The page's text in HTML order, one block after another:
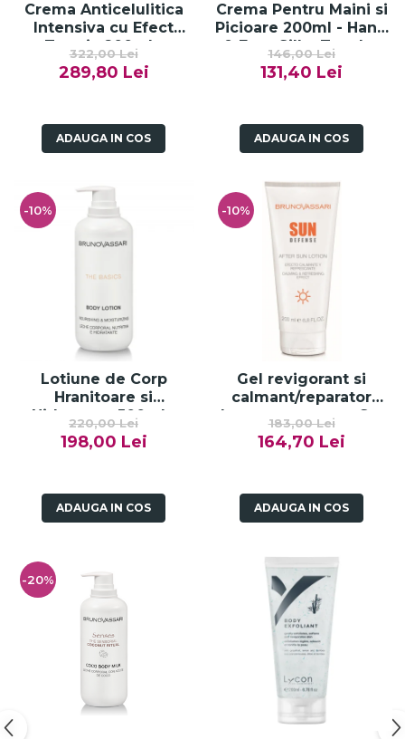
Crema Anticelulitica
Intensiva cu Efect
Termic 200ml -
Thermo Body Fit -
Bruno Vassari
322,00 Lei
289,80 Lei
ADAUGA IN COS
Crema Pentru Maini si
Picioare 200ml - Hand
& Foot Silky Touch -
Bruno Vassari
146,00 Lei
131,40 Lei
ADAUGA IN COS
-10%
Lotiune de Corp
Hranitoare si
Hidratanta 500ml -
Body Lotion
Nourishing &
220,00 Lei
198,00 Lei
ADAUGA IN COS
-10%
Gel revigorant si
calmant/reparator
dupa soare, gama Sun
Defense - 200ml
183,00 Lei
164,70 Lei
ADAUGA IN COS
-20%